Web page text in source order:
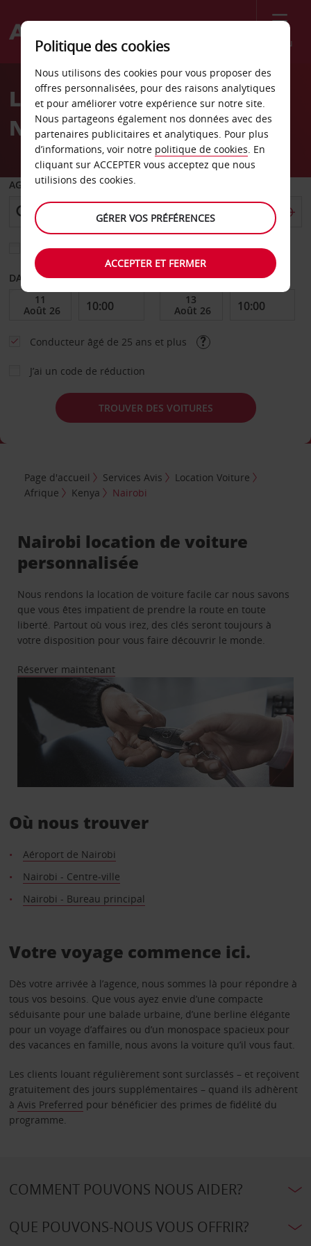
Menu
Welcome
AvisLocation de voiture
Nairobi
AGENCE DE DÉPART
Sélectionnez une autre agence de retour
DATE DE DÉBUT DATE DE FIN
Conducteur âgé de 25 ans et plus
J’ai un code de réduction
TROUVER DES VOITURES
Page d'accueil Services Avis
Location Voiture
Afrique
Kenya Nairobi
Nairobi location de voiture
personnalisée
Nous rendons la location de voiture facile car nous savons
que vous êtes impatient de prendre la route en toute
liberté. Partout où vous irez, des clés seront toujours à
votre disposition pour vous faire découvrir le monde.
Réserver maintenant
Où nous trouver
Aéroport de Nairobi
Nairobi - Centre-ville
Nairobi - Bureau principal
Votre voyage commence ici.
Dès votre arrivée à l’agence, nous sommes là pour répondre à
tous vos besoins. Que vous ayez envie d’une compacte
séduisante pour une balade urbaine, d’une berline élégante
pour un voyage d’affaires ou d’un monospace spacieux pour
des vacances en famille, nous avons la voiture qu’il vous faut.
Les clients louant régulièrement sont surclassés – et reçoivent
gratuitement des jours supplémentaires – quand ils adhèrent
à Avis Preferred pour bénéficier des primes de fidélité du
programme.
COMMENT POUVONS NOUS AIDER?
QUE POUVONS-NOUS VOUS OFFRIR?
Politique des cookies
Nous utilisons des cookies pour vous proposer des
offres personnalisées, pour des raisons analytiques
et pour améliorer votre expérience sur notre site.
Nous partageons également nos données avec des
partenaires publicitaires et analytiques. Pour plus
d’informations, voir notre politique de cookies. En
cliquant sur ACCEPTER vous acceptez que nous
utilisions des cookies.
GÉRER VOS PRÉFÉRENCES
ACCEPTER ET FERMER